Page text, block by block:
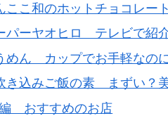
ここ和のホットチョコレー
パーヤオヒロ テレビで紹
めん カップでお手軽なの
込みご飯の素 まずい？美
おすすめのお店